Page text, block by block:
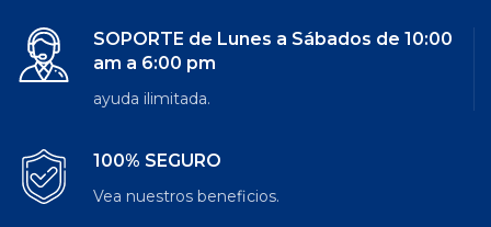
SOPORTE de Lunes a Sábados de 10:00
am a 6:00 pm
ayuda ilimitada.
100% SEGURO
Vea nuestros beneficios.